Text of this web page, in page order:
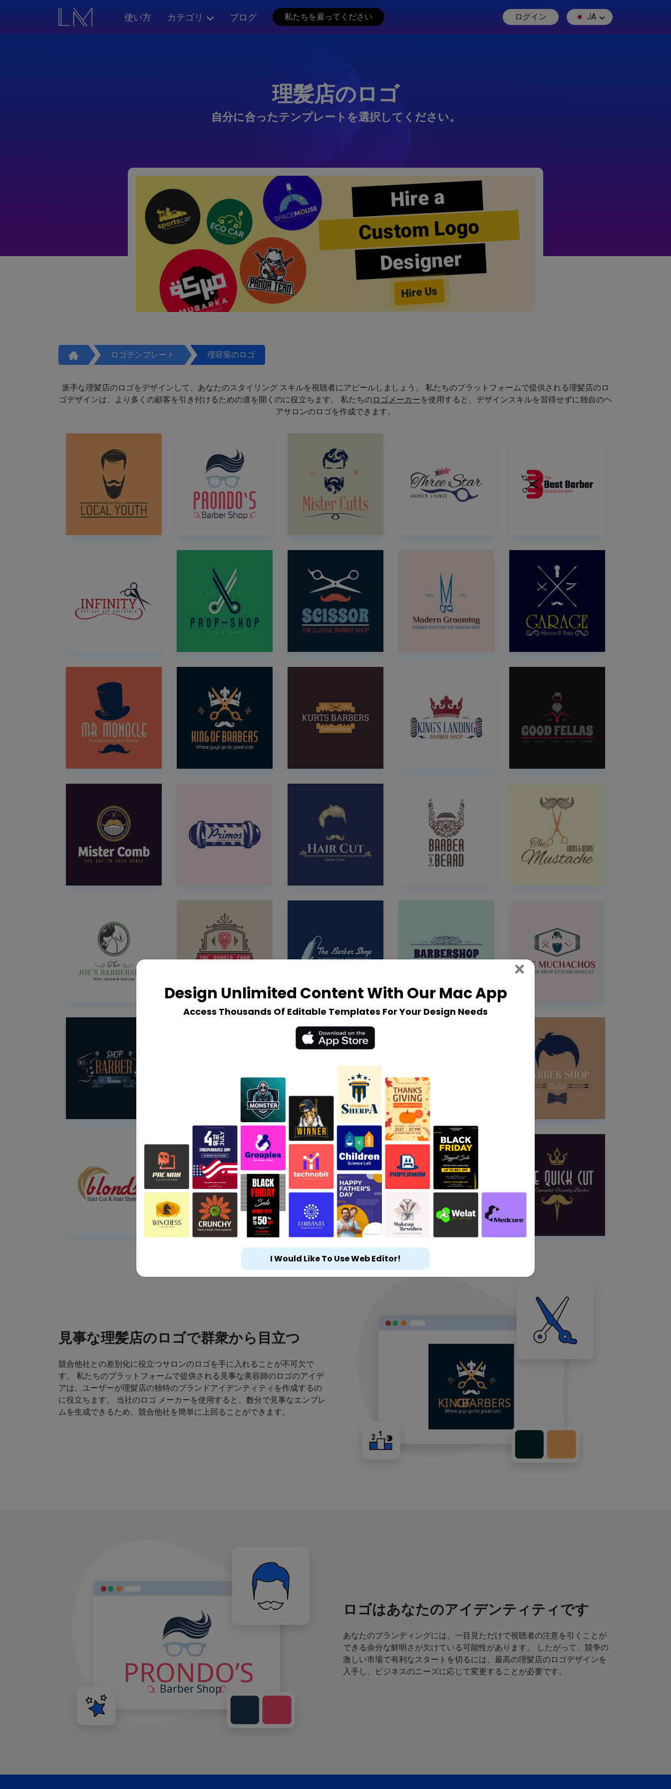
使い方 カテゴリ ブログ 私たちを雇ってください ログイン JA
理髪店のロゴ
自分に合ったテンプレートを選択してください。
Hire a
Custom Logo
Designer
Hire Us
ロゴテンプレート 理容室のロゴ
派手な理髪店のロゴをデザインして、あなたのスタイリング スキルを視聴者にアピールしましょう。 私たちのプラットフォームで提供される理髪店のロ
ゴデザインは、より多くの顧客を引き付けるための道を開くのに役立ちます。 私たちのロゴメーカーを使用すると、デザインスキルを習得せずに独自のヘ
アサロンのロゴを作成できます。
見事な理髪店のロゴで群衆から目立つ
競合他社との差別化に役立つサロンのロゴを手に入れることが不可欠で
す。 私たちのプラットフォームで提供される見事な美容師のロゴのアイデ
アは、ユーザーが理髪店の独特のブランドアイデンティティを作成するの
に役立ちます。 当社のロゴ メーカーを使用すると、数分で見事なエンブレ
ムを生成できるため、競合他社を簡単に上回ることができます。
ロゴはあなたのアイデンティティです
あなたのブランディングには、一目見ただけで視聴者の注意を引くことが
できる余分な鮮明さが欠けている可能性があります。 したがって、競争の
激しい市場で有利なスタートを切るには、最高の理髪店のロゴデザインを
入手し、ビジネスのニーズに応じて変更することが必要です。
Design Unlimited Content With Our Mac App
Access Thousands Of Editable Templates For Your Design Needs
× Close
I Would Like To Use Web Editor!